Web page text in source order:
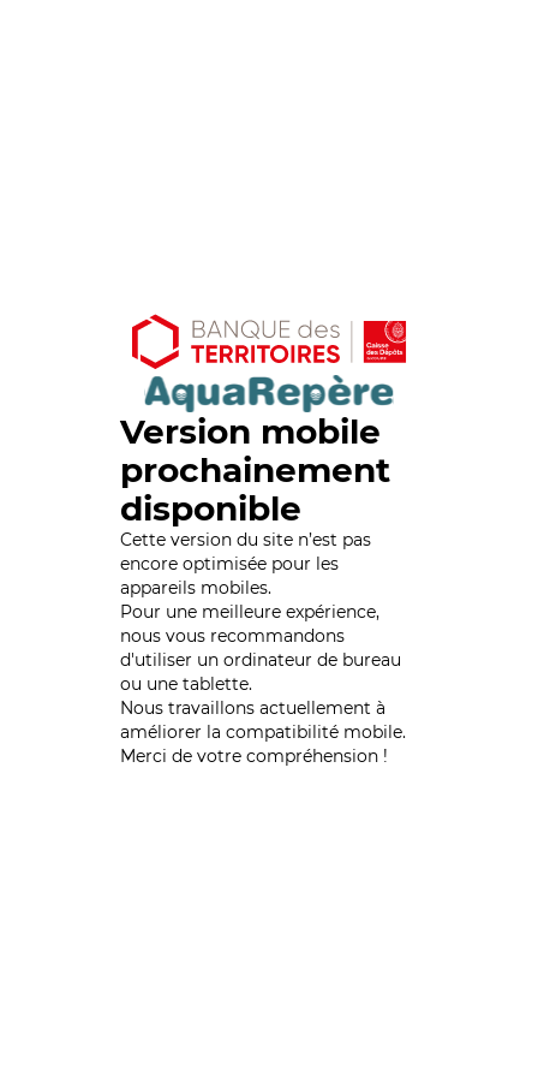
Version mobile
prochainement
disponible
Cette version du site n’est pas
encore optimisée pour les
appareils mobiles.
Pour une meilleure expérience,
nous vous recommandons
d'utiliser un ordinateur de bureau
ou une tablette.
Nous travaillons actuellement à
améliorer la compatibilité mobile.
Merci de votre compréhension !